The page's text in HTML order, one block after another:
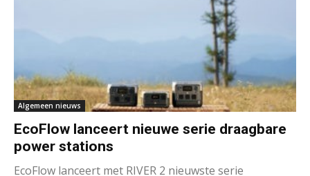
Algemeen nieuws
EcoFlow lanceert nieuwe serie draagbare
power stations
EcoFlow lanceert met RIVER 2 nieuwste serie